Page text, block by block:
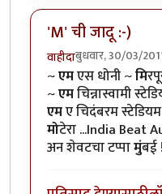
'M' ची जादू :-)
वाहीदाबुधवार, 30/03/
~एमएस धोनी ~मि
~एमचिन्नास्वामी
एमए चिदंबरम
मोटेरा ...India Beat
अन शेवटचा टप्पामुंबई